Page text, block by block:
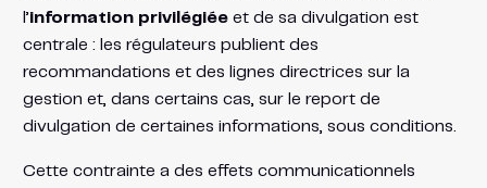
l’information privilégiéeet de sa divulgation est
centrale : les régulateurs publient des
recommandations et des lignes directrices sur la
gestion et, dans certains cas, sur le report de
divulgation de certaines informations, sous conditions.
Cette contrainte a des effets communicationnels